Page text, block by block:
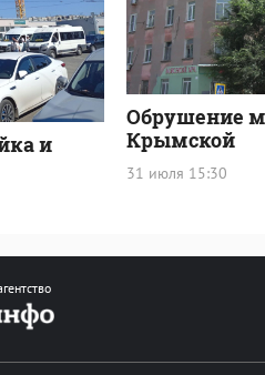
и
Обрушение
Крымской
31 июля 15:30